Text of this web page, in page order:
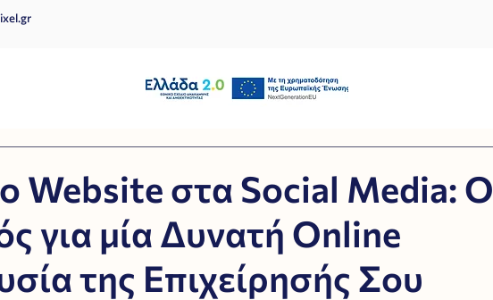
Website στα Social Media: Ο
για μία Δυνατή Online
της Επιχείρησής Σου